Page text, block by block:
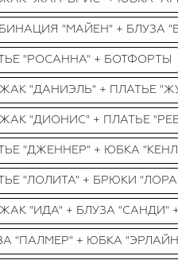
"МАЙЕН" + БЛУЗА
"РОСАННА" + БОТФОРТЫ
"ДАНИЭЛЬ" + ПЛАТЬЕ
"ДИОНИС" + ПЛАТЬЕ
"ДЖЕННЕР" + ЮБКА
"ЛОЛИТА" + БРЮКИ
"ИДА" + БЛУЗА "САНДИ"
"ПАЛМЕР" + ЮБКА